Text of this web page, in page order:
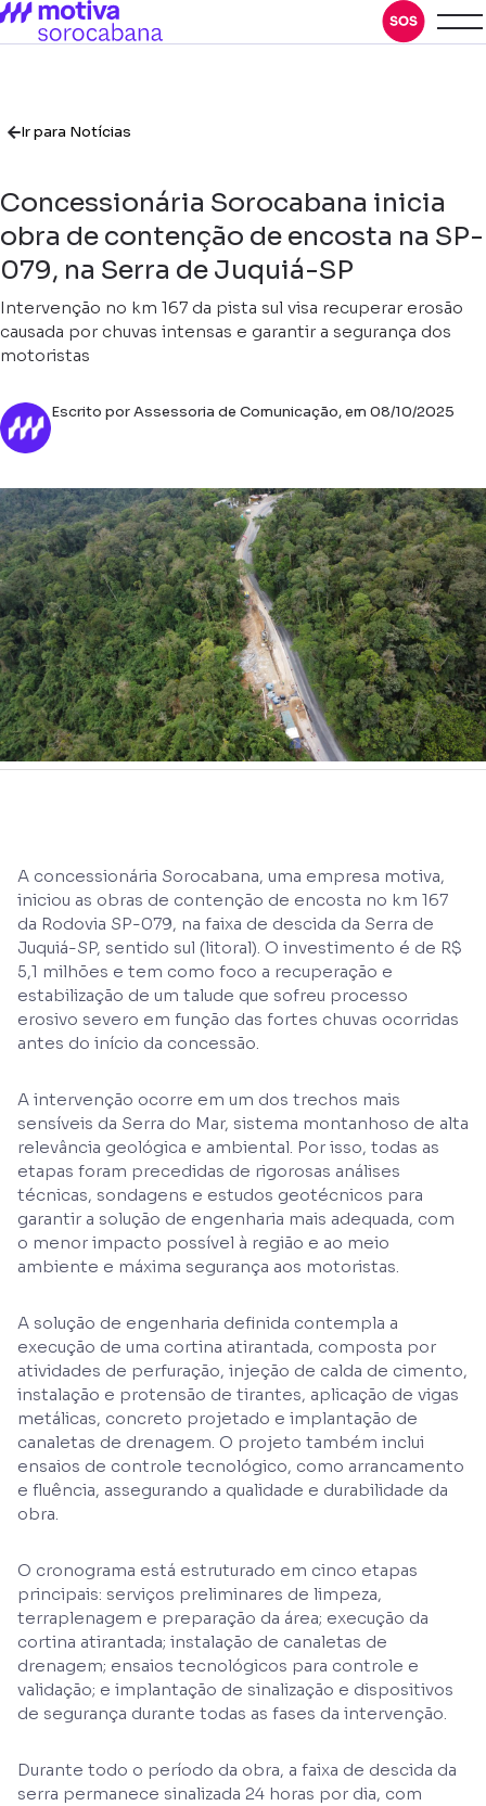
Ir para Notícias
Concessionária Sorocabana inicia
obra de contenção de encosta na SP-
079, na Serra de Juquiá-SP
Intervenção no km 167 da pista sul visa recuperar erosão
causada por chuvas intensas e garantir a segurança dos
motoristas
Escrito por Assessoria de Comunicação, em 08/10/2025
A concessionária Sorocabana, uma empresa motiva,
iniciou as obras de contenção de encosta no km 167
da Rodovia SP-079, na faixa de descida da Serra de
Juquiá-SP, sentido sul (litoral). O investimento é de R$
5,1 milhões e tem como foco a recuperação e
estabilização de um talude que sofreu processo
erosivo severo em função das fortes chuvas ocorridas
antes do início da concessão.
A intervenção ocorre em um dos trechos mais
sensíveis da Serra do Mar, sistema montanhoso de alta
relevância geológica e ambiental. Por isso, todas as
etapas foram precedidas de rigorosas análises
técnicas, sondagens e estudos geotécnicos para
garantir a solução de engenharia mais adequada, com
o menor impacto possível à região e ao meio
ambiente e máxima segurança aos motoristas.
A solução de engenharia definida contempla a
execução de uma cortina atirantada, composta por
atividades de perfuração, injeção de calda de cimento,
instalação e protensão de tirantes, aplicação de vigas
metálicas, concreto projetado e implantação de
canaletas de drenagem. O projeto também inclui
ensaios de controle tecnológico, como arrancamento
e fluência, assegurando a qualidade e durabilidade da
obra.
O cronograma está estruturado em cinco etapas
principais: serviços preliminares de limpeza,
terraplenagem e preparação da área; execução da
cortina atirantada; instalação de canaletas de
drenagem; ensaios tecnológicos para controle e
validação; e implantação de sinalização e dispositivos
de segurança durante todas as fases da intervenção.
Durante todo o período da obra, a faixa de descida da
serra permanece sinalizada 24 horas por dia, com